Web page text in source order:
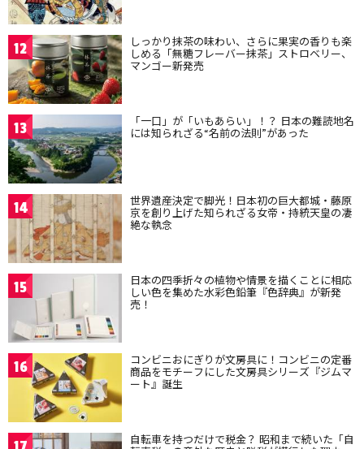
12 しっかり抹茶の味わい、さらに果実の香りも楽
しめる「無糖フレーバー抹茶」ストロベリー、
マンゴー新発売
13 「一口」が「いもあらい」！？ 日本の難読地名
には知られざる“名前の法則”があった
14 世界遺産決定で脚光！日本初の巨大都城・藤原
京を創り上げた知られざる女帝・持統天皇の凄
絶な執念
15 日本の四季折々の植物や情景を描くことに相応
しい色を集めた水彩色鉛筆『色辞典』が新発
売！
16 コンビニおにぎりが文房具に！コンビニの定番
商品をモチーフにした文房具シリーズ『ジムマ
ート』誕生
自転車を持つだけで税金？ 昭和まで続いた「自